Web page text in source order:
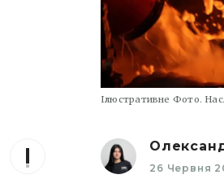
Ілюстративне Фото.
26 Червня